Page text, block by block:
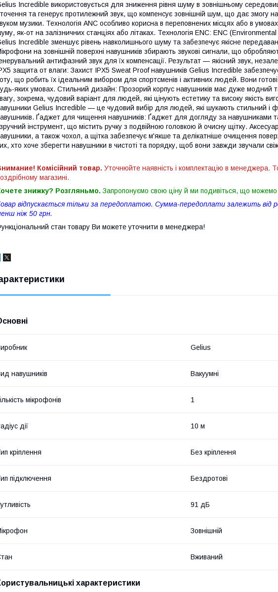
Incredible використовується для зниження рівня шуму в зовнішньому
та генерує протилежний звук, що компенсує зовнішній шум, що дає змогу
музики. Технологія ANC особливо корисна в переповнених місцях або в
як-от на залізничних станціях або літаках. Технологія ENC: ENC
Incredible зменшує рівень навколишнього шуму та забезпечує якісне
на зовнішній поверхні навушників збирають звукові сигнали, що
антифазний звук для їх компенсації. Результат — якісний звук,
защита от влаги: Захист IPX5 Sweat Proof навушників Gelius Incredible
що робить їх ідеальним вибором для спортсменів і активних людей. Вони
яких умовах. Стильний дизайн: Прозорий корпус навушників має дуже модний
зокрема, чудовий варіант для людей, які цінують естетику та високу якість
Gelius Incredible — це чудовий вибір для людей, які шукають стильний і
Ґаджет для чищення навушників: Ґаджет для догляду за навушниками
зручний інструмент, що містить ручку з подвійною головкою й очисну щітку.
а також чохол, а щітка забезпечує м'якше та делікатніше очищення
хто хоче зберегти навушники в чистоті та порядку, щоб вони завжди звучали
Комісійний товар. Уточнюйте наявність і комплектацію в менеджера.
магазині.
знижку? Розгляньмо. Запропонуємо свою ціну й ми подивіться, що
відпускається тільки за передоплатою. Сумма-передоплати залежить від
ніж 50 грн.
стан товару Ви можете уточнити в менеджера!
Gelius
навушників Вакуумні
мікрофонів 1
дії 10 м
кріплення Без кріплення
підключення Бездротові
91 дБ
Зовнішній
Вживаний
характеристики